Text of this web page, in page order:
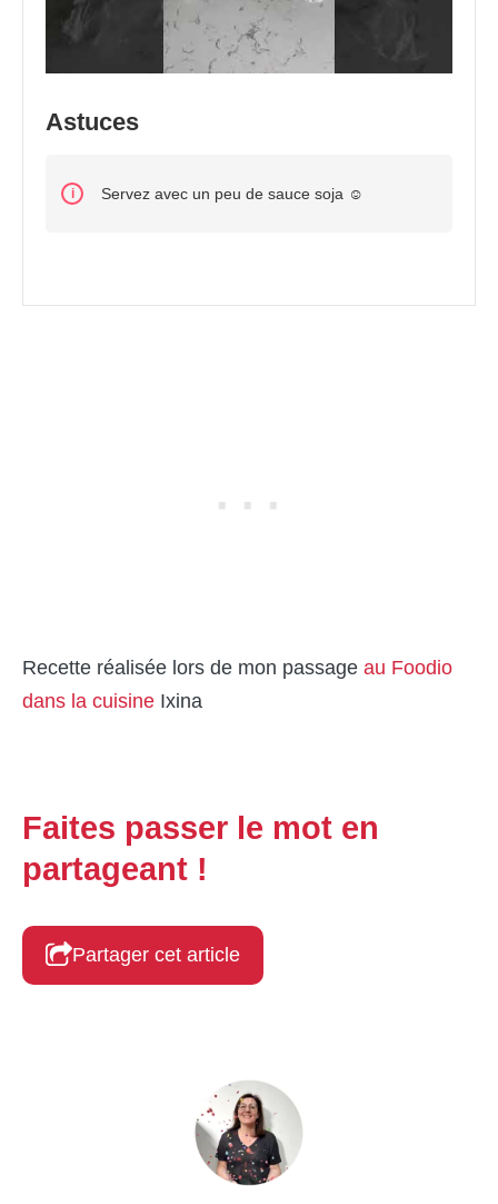
Astuces
Servez avec un peu de sauce soja ☺
Recette réalisée lors de mon passage au Foodio
dans la cuisine Ixina
Faites passer le mot en
partageant !
Partager cet article